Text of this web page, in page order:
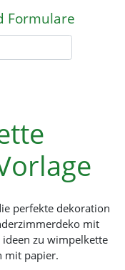
Formulare
perfekte dekoration
mit
zu wimpelkette
mit papier.